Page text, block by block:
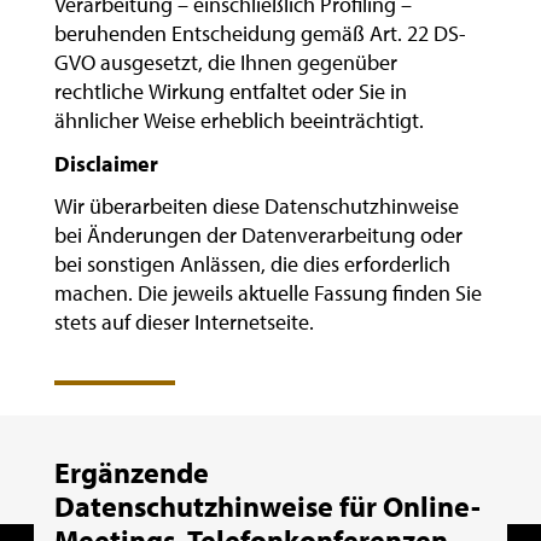
beruhenden Entscheidung gemäß Art. 22 DS-
GVO ausgesetzt, die Ihnen gegenüber
rechtliche Wirkung entfaltet oder Sie in
ähnlicher Weise erheblich beeinträchtigt.
Disclaimer
Wir überarbeiten diese Datenschutzhinweise
bei Änderungen der Datenverarbeitung oder
bei sonstigen Anlässen, die dies erforderlich
machen. Die jeweils aktuelle Fassung finden Sie
stets auf dieser Internetseite.
Ergänzende
Datenschutzhinweise für Online-